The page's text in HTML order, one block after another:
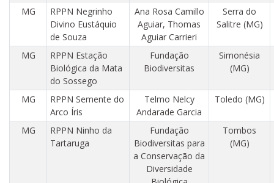
MG
RPPN Negrinho
Divino Eustáquio
de Souza
Ana Rosa Camillo
Aguiar, Thomas
Aguiar Carrieri
Serra do
Salitre (MG)
MG
RPPN Estação
Biológica da Mata
do Sossego
Fundação
Biodiversitas
Simonésia
(MG)
MG
RPPN Semente do
Arco Íris
Telmo Nelcy
Andarade Garcia
Toledo (MG)
MG
RPPN Ninho da
Tartaruga
Fundação
Biodiversitas para
a Conservação da
Diversidade
Tombos
(MG)